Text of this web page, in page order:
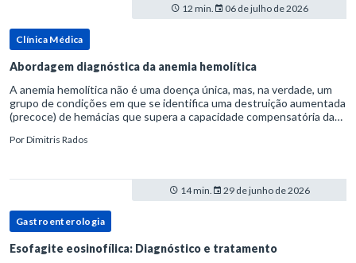
12 min. 06 de julho de 2026
Clínica Médica
Abordagem diagnóstica da anemia hemolítica
A anemia hemolítica não é uma doença única, mas, na verdade, um
grupo de condições em que se identifica uma destruição aumentada
(precoce) de hemácias que supera a capacidade compensatória da
PorDimitris Rados
14 min. 29 de junho de 2026
Gastroenterologia
Esofagite eosinofílica: Diagnóstico e tratamento